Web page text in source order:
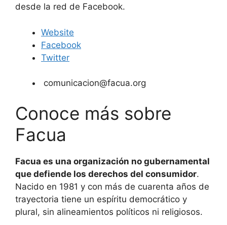
desde la red de Facebook.
Website
Facebook
Twitter
comunicacion@facua.org
Conoce más sobre
Facua
Facua es una organización no gubernamental
que defiende los derechos del consumidor.
Nacido en 1981 y con más de cuarenta años de
trayectoria tiene un espíritu democrático y
plural, sin alineamientos políticos ni religiosos.